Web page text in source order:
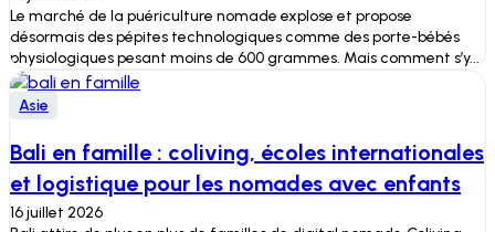
Le marché de la puériculture nomade explose et propose
désormais des pépites technologiques comme des porte-bébés
physiologiques pesant moins de 600 grammes. Mais comment s’y...
Asie
Bali en famille : coliving, écoles internationales
et logistique pour les nomades avec enfants
16 juillet 2026